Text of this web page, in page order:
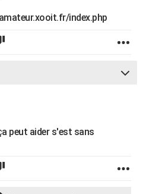
index.php
peut aider s'est sans